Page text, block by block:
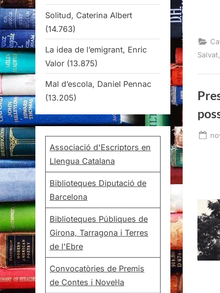
Solitud, Caterina Albert
(14.763)
La idea de l’emigrant, Enric
Valor (13.875)
Mal d’escola, Daniel Pennac
(13.205)
Associació d'Escriptors en
Llengua Catalana
Biblioteques Diputació de
Barcelona
Biblioteques Públiques de
Girona, Tarragona i Terres
de l'Ebre
Convocatòries de Premis
de Contes i Novel·la